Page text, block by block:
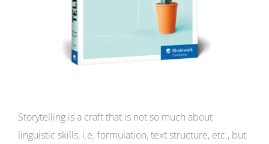
Storytelling is a craft that is not so much about
linguistic skills, i.e. formulation, text structure, etc., but